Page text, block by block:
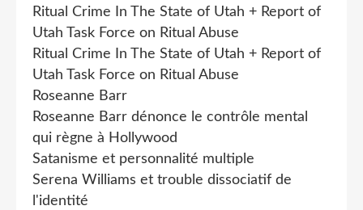
Ritual Crime In The State of Utah + Report of
Utah Task Force on Ritual Abuse
Ritual Crime In The State of Utah + Report of
Utah Task Force on Ritual Abuse
Roseanne Barr
Roseanne Barr dénonce le contrôle mental
qui règne à Hollywood
Satanisme et personnalité multiple
Serena Williams et trouble dissociatif de
l'identité